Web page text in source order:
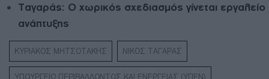
Ταγαράς: Ο χωρικός σχεδιασμός γίνεται εργαλείο
ανάπτυξης
ΚΥΡΙΑΚΟΣ ΜΗΤΣΟΤΑΚΗΣ ΝΙΚΟΣ ΤΑΓΑΡΑΣ
ΥΠΟΥΡΓΕΙΟ ΠΕΡΙΒΑΛΛΟΝΤΟΣ ΚΑΙ ΕΝΕΡΓΕΙΑΣ (ΥΠΕΝ)